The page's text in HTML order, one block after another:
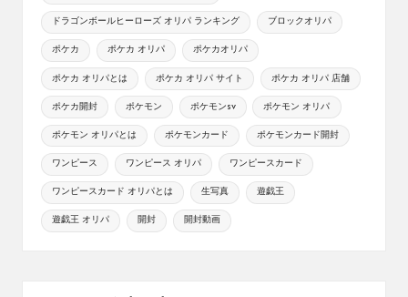
ドラゴンボールヒーローズ オリパ ランキング ブロックオリパ
ポケカ ポケカ オリパ ポケカオリパ
ポケカ オリパとは ポケカ オリパ サイト ポケカ オリパ 店舗
ポケカ開封 ポケモン ポケモンsv ポケモン オリパ
ポケモン オリパとは ポケモンカード ポケモンカード開封
ワンピース ワンピース オリパ ワンピースカード
ワンピースカード オリパとは 生写真 遊戯王
遊戯王 オリパ 開封 開封動画